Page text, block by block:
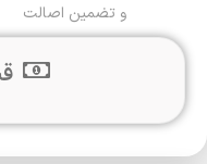
و تضمین اصالت